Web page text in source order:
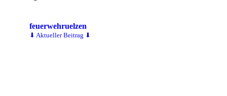
feuerwehruelzen
⬇ Aktueller Beitrag ⬇